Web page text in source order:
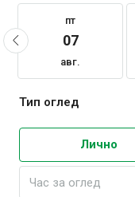
пт
07
авг.
Тип оглед
Лично
Час за оглед